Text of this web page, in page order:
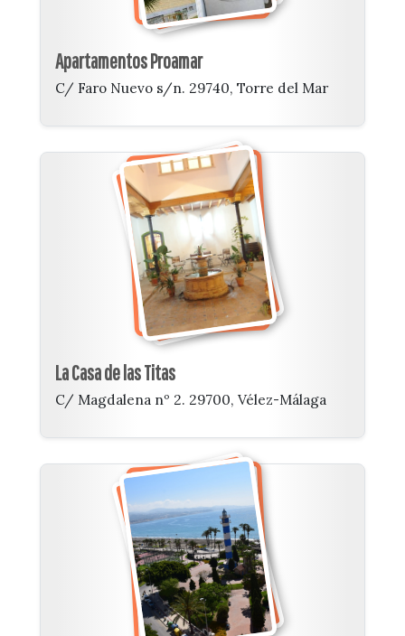
Apartamentos Proamar
C/ Faro Nuevo s/n. 29740, Torre del Mar
La Casa de las Titas
C/ Magdalena nº 2. 29700, Vélez-Málaga